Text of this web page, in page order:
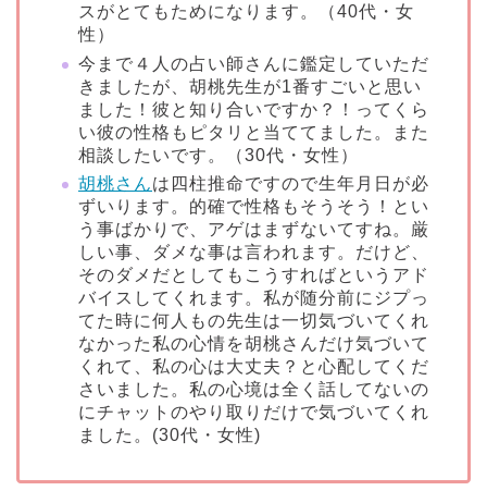
スがとてもためになります。（40代・女
性）
今まで４人の占い師さんに鑑定していただ
きましたが、胡桃先生が1番すごいと思い
ました！彼と知り合いですか？！ってくら
い彼の性格もピタリと当ててました。また
相談したいです。（30代・女性）
胡桃さんは四柱推命ですので生年月日が必
ずいります。的確で性格もそうそう！とい
う事ばかりで、アゲはまずないてすね。厳
しい事、ダメな事は言われます。だけど、
そのダメだとしてもこうすればというアド
バイスしてくれます。私が随分前にジプっ
てた時に何人もの先生は一切気づいてくれ
なかった私の心情を胡桃さんだけ気づいて
くれて、私の心は大丈夫？と心配してくだ
さいました。私の心境は全く話してないの
にチャットのやり取りだけで気づいてくれ
ました。(30代・女性)